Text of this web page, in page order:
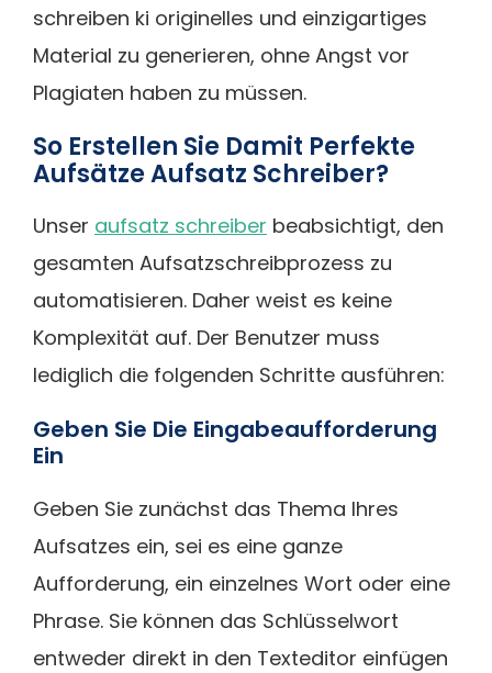
schreiben ki originelles und einzigartiges
Material zu generieren, ohne Angst vor
Plagiaten haben zu müssen.
So Erstellen Sie Damit Perfekte
Aufsätze Aufsatz Schreiber?
Unser aufsatz schreiber beabsichtigt, den
gesamten Aufsatzschreibprozess zu
automatisieren. Daher weist es keine
Komplexität auf. Der Benutzer muss
lediglich die folgenden Schritte ausführen:
Geben Sie Die Eingabeaufforderung
Ein
Geben Sie zunächst das Thema Ihres
Aufsatzes ein, sei es eine ganze
Aufforderung, ein einzelnes Wort oder eine
Phrase. Sie können das Schlüsselwort
entweder direkt in den Texteditor einfügen